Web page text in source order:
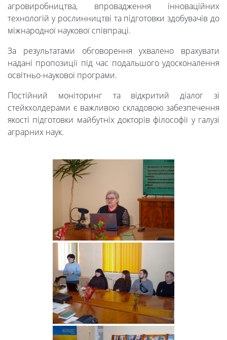
Університет
агровиробництва, впровадження інноваційних
технологій у рослинництві та підготовки здобувачів до
міжнародної наукової співпраці.
За результатами обговорення ухвалено врахувати
надані пропозиції під час подальшого удосконалення
освітньо-наукової програми.
Постійний моніторинг та відкритий діалог зі
стейкхолдерами є важливою складовою забезпечення
якості підготовки майбутніх докторів філософії у галузі
аграрних наук.